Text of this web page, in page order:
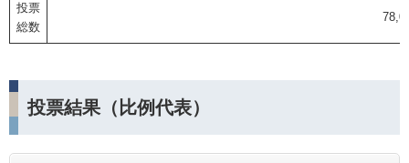
投票
総数
投票結果（比例代表）